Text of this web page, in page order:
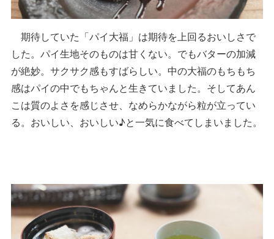
期待していた「パイ大福」は期待を上回るおいしさで
した。パイ生地そのものは甘くない。でもバターの加減
が絶妙。サクサク感もすばらしい。中の大福のもちもち
感はパイの中でもちゃんと生きていました。そしてあん
こは質のよさを感じさせ、なめらかながら粒が立ってい
る。おいしい、おいしい♪と一気に食べてしまいました。